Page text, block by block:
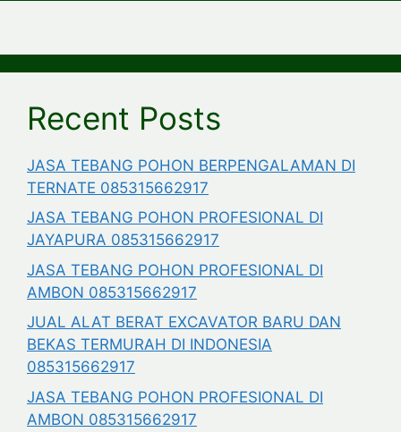
Recent Posts
JASA TEBANG POHON BERPENGALAMAN DI
TERNATE 085315662917
JASA TEBANG POHON PROFESIONAL DI
JAYAPURA 085315662917
JASA TEBANG POHON PROFESIONAL DI
AMBON 085315662917
JUAL ALAT BERAT EXCAVATOR BARU DAN
BEKAS TERMURAH DI INDONESIA
085315662917
JASA TEBANG POHON PROFESIONAL DI
AMBON 085315662917